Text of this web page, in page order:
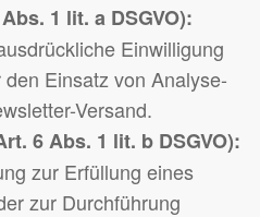
1 lit. a DSGVO):
Einwilligung
Einsatz von Analyse-
Versand.
6 Abs. 1 lit. b DSGVO):
zur Erfüllung eines
zur Durchführung